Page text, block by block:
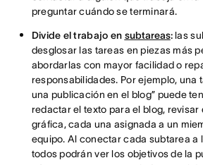
preguntar cuándo se terminará.
Divide el trabajo en subtareas:las
desglosar las tareas en piezas más
abordarlas con mayor facilidad o
responsabilidades. Por ejemplo, una
una publicación en el blog” puede
redactar el texto para el blog, revisar
gráfica, cada una asignada a un
equipo. Al conectar cada subtarea a
todos podrán ver los objetivos de la